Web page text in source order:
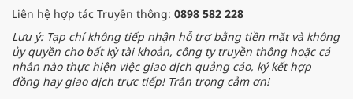
Liên hệ hợp tác Truyền thông: 0898 582 228
Lưu ý: Tạp chí không tiếp nhận hỗ trợ bằng tiền mặt và không
ủy quyền cho bất kỳ tài khoản, công ty truyền thông hoặc cá
nhân nào thực hiện việc giao dịch quảng cáo, ký kết hợp
đồng hay giao dịch trực tiếp! Trân trọng cảm ơn!